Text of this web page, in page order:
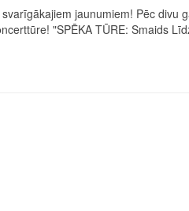
jaunumiem! Pēc divu
"SPĒKA TŪRE: Smaids